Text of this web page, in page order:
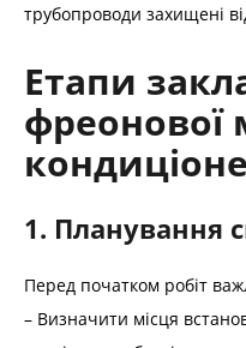
трубопроводи захищені
Етапи
фреонової
1. Планування
Перед початком робіт
– Визначити місця